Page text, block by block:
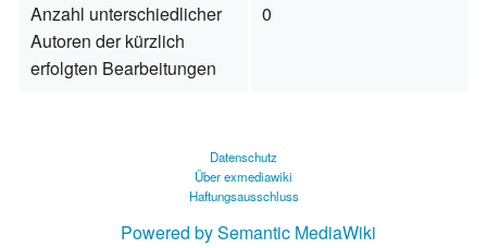
Anzahl unterschiedlicher
Autoren der kürzlich
erfolgten Bearbeitungen
0
Datenschutz
Über exmediawiki
Haftungsausschluss
Powered by Semantic MediaWiki